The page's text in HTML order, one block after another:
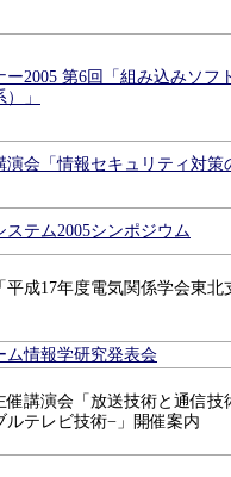
ー2005 第6回「組み込みソフ
」
演会「情報セキュリティ対策
ステム2005シンポジウム
平成17年度電気関係学会東北
ム情報学研究発表会
催講演会「放送技術と通信技
ルテレビ技術−」開催案内